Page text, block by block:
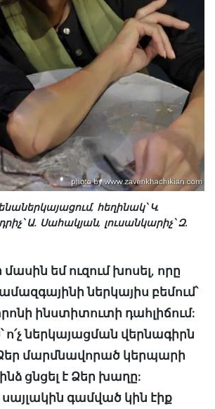
հեղինակ՝ Կ.
Ա. Սահակյան, լուսանկարիչ՝ Զ.
եմ ուզում խոսել, որը
ներկայիս բեմում՝
ինստիտուտի դահլիճում:
ո՛չ ներկայացման վերնագիրն
Ձեր մարմնավորած կերպարի
ցնցել է Ձեր խաղը:
գամված կին էիք